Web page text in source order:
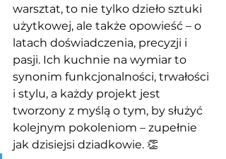
warsztat, to nie tylko dzieło sztuki
użytkowej, ale także opowieść – o
latach doświadczenia, precyzji i
pasji. Ich kuchnie na wymiar to
synonim funkcjonalności, trwałości
i stylu, a każdy projekt jest
tworzony z myślą o tym, by służyć
kolejnym pokoleniom – zupełnie
jak dzisiejsi dziadkowie. 👏